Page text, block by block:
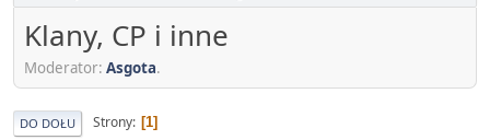
Klany, CP i inne
Moderator: Asgota.
DO DOŁU Strony 1